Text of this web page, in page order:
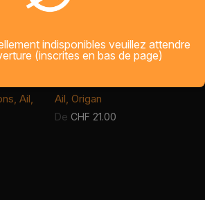
Ail,
base sauce tomate,
Mozzarella, Poulet
Ail, Origan
De CHF 21.00
indisponibles veuillez attendre
(inscrites en bas de page)